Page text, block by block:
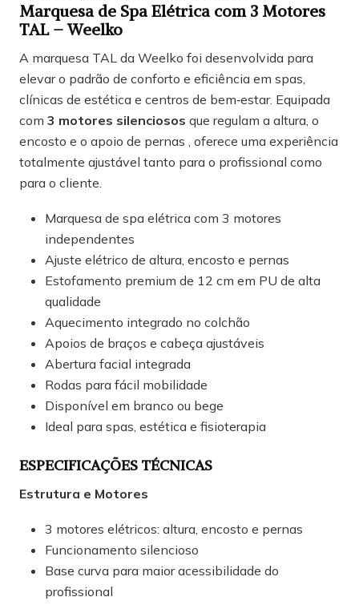
Marquesa de Spa Elétrica com 3 Motores
TAL – Weelko
A marquesa TAL da Weelko foi desenvolvida para
elevar o padrão de conforto e eficiência em spas,
clínicas de estética e centros de bem‑estar. Equipada
com 3 motores silenciosos que regulam a altura, o
encosto e o apoio de pernas , oferece uma experiência
totalmente ajustável tanto para o profissional como
para o cliente.
Marquesa de spa elétrica com 3 motores
independentes
Ajuste elétrico de altura, encosto e pernas
Estofamento premium de 12 cm em PU de alta
qualidade
Aquecimento integrado no colchão
Apoios de braços e cabeça ajustáveis
Abertura facial integrada
Rodas para fácil mobilidade
Disponível em branco ou bege
Ideal para spas, estética e fisioterapia
ESPECIFICAÇÕES TÉCNICAS
Estrutura e Motores
3 motores elétricos: altura, encosto e pernas
Funcionamento silencioso
Base curva para maior acessibilidade do
profissional